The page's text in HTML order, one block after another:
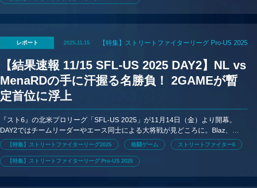
レポート 2025.11.15 【特集】ストリートファイターリーグ Pro-US 2025
【結果速報 11/15 SFL-US 2025 DAY2】NL vs
MenaRDの手に汗握る名勝負！ 2GAMEが暫
定首位に浮上
『スト6』の北米プロリーグ「SFL-US 2025」が11月14日（金）より開幕。
DAY2ではチームリーダーやエース同士による大将戦が見どころに。Blaz、
Craimeらの若手の活躍も光った。
【特集】ストリートファイターリーグ2025 格闘ゲーム ストリートファイター6
【特集】ストリートファイターリーグ Pro-US 2025